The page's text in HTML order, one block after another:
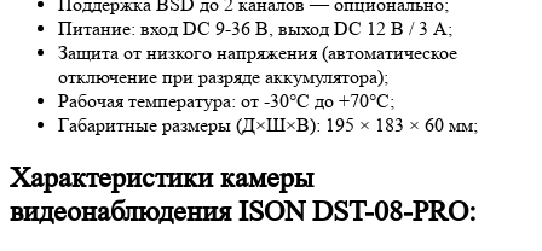
Питание: вход DC 9-36 В, выход DC 12 В / 3 А;
Защита от низкого напряжения (автоматическое
отключение при разряде аккумулятора);
Рабочая температура: от -30°C до +70°C;
Габаритные размеры (Д×Ш×В): 195 × 183 × 60 мм;
Характеристики камеры
видеонаблюдения ISON DST-08-PRO: